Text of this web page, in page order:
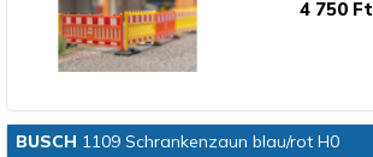
4 750 Ft
BUSCH 1109 Schrankenzaun blau/rot H0